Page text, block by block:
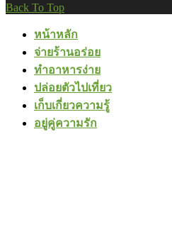
Back To Top
หน้าหลัก
จ่ายร้านอร่อย
ทำอาหารง่าย
ปล่อยตัวไปเที่ยว
เก็บเกี่ยวความรู้
อยู่คู่ความรัก